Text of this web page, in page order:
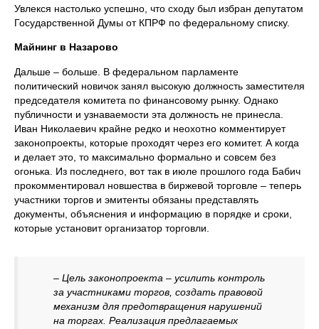
Увлекся настолько успешно, что сходу был избран депутатом
Государственной Думы от КПРФ по федеральному списку.
Майнинг в Назарово
Дальше – больше. В федеральном парламенте
политический новичок занял высокую должность заместителя
председателя комитета по финансовому рынку. Однако
публичности и узнаваемости эта должность не принесла.
Иван Николаевич крайне редко и неохотно комментирует
законопроекты, которые проходят через его комитет. А когда
и делает это, то максимально формально и совсем без
огонька. Из последнего, вот так в июле прошлого года Бабич
прокомментировал новшества в биржевой торговле – теперь
участники торгов и эмитенты обязаны представлять
документы, объяснения и информацию в порядке и сроки,
которые установит организатор торговли.
– Цель законопроекта – усилить контроль
за участниками торгов, создать правовой
механизм для предотвращения нарушений
на торгах. Реализация предлагаемых